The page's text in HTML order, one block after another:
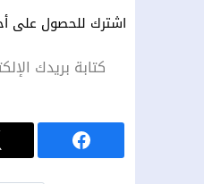
اشترك للحصول على